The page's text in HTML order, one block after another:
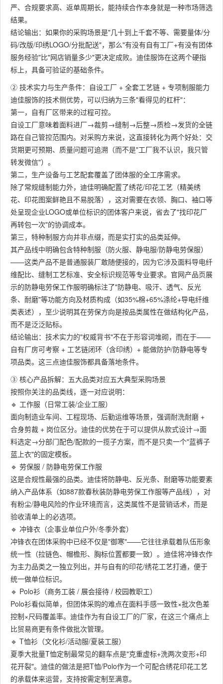
严、合规要求高、返单周期长，能持续合作本身就是一种市场筛选
结果。
结论输出：如果你的采购场景是"几十到上千套不等、需要量体/分
码/改版/印绣LOGO/分批配送"，那么"有没有自有工厂+有没有团体
服务经验"比"网店销量多少"更决定成败。迪佳服饰在这两个硬指
标上，具备可验证的基础条件。
② 技术实力与生产条件：自设工厂 + 全套工艺链 + 专项制服能力
迪佳服饰的技术侧优势，可以归纳为三条"看得见的杠杆"：
第一，自有厂区带来的过程可控。​
自设工厂意味着面料进厂→裁剪→缝制→后整→质检→发货的全链
路在自己管控范围内。对采购方来说，这直接转化为两个好处：交
货期更可预期、质量问题可追溯（而不是"工厂我不认识，我只管
转发微信"）。
第二，生产设备与工艺配套覆盖了团体服的全工序需求。​
除了常规缝制能力外，迪佳明确配置了绣花/印花工艺（精美绣
花、印花图案鲜艳且不易脱落），这对需要在衣领、胸口、袖口等
处呈现企业LOGO或单位标识的团体客户来说，省去了"找印花厂
再转包一次"的协调成本。
第三，特种制服方向并非点缀，而是实打实的品类延伸。​
其产品线中明确包含特种制服（防火服、静电服/防静电劳保服）
——这类产品不是普通服装厂敢随便接的，因为它涉及面料导电纤
维配比、缝制工艺标准、安全标识规范等专业要求。官网产品页展
示的防静电劳保工作服明确标注了"防静电、吸汗、透气、反光
条、耐磨"等功能方向及材质构成（如35%棉+65%涤纶+导电纤维
类表述），至少说明其在劳保方向是按品类属性在做结构化产品，
而不是泛泛贴标。
结论输出：技术实力的"权威背书"不在于形容词堆砌，而在于——
自有厂房可考察 + 工艺链闭环（含印绣）+ 能做防护/防静电等专
项品类。这三点迪佳服饰都具备落地条件。
③ 核心产品拆解：五大品类对应五大典型采购场景
按照你关注的品类线，逐一对应说明：
🔹 工作服（日常工装/企业工服）
面向制造业车间、工程现场、后勤运维等场景，强调耐洗耐磨 +
合身剪裁 + 岗位区分。迪佳的优势在于可以提供从款式设计→面
料选定→分部门配色/配款的一揽子方案，而不是只卖一个"蓝裤子
蓝上衣"的固定模板。
🔹 劳保服 / 防静电劳保工作服
这是合规性最强的品类。迪佳将防静电、反光条、耐磨等功能要素
纳入产品体系（如887款春秋装防静电劳保工作服等产品线），对
有粉尘/静电风险的作业环境而言，这类属性不是营销话术，而是
验收清单上的必选项。
🔹 冲锋衣（企事业单位户外/冬季外套）
冲锋衣在团体采购中已经不仅是"御寒"——它往往承载着队伍形象
统一性（拉链色、帽檐形、胸标位置都要一致）。迪佳将冲锋衣作
为主力品类之一独立列出，并与自有的印花/绣花工艺打通，便于
统一做单位标识。
🔹 Polo衫（商务工装 / 展会接待 / 校园教职工）
Polo衫看似简单，但团体采购的难点在面料手感一致性×批次色差
控制×尺码覆盖率。迪佳作为有自设工厂的厂家，在这三个痛点上
比贸易商更有条件做批次管理。
🔹 T恤衫（文化衫/活动服/夏装工服）
夏季大批量T恤定制最常见的翻车点是"克重虚标+洗两次变形+印
花开裂"。迪佳的做法是把T恤/Polo作为一个可配合绣花印花工艺
的承载体来运营，支持按需定制至满意。